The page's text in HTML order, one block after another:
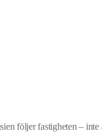
följer fastigheten – inte